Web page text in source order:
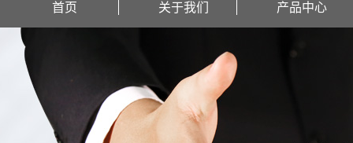
首页 关于我们 产品中心